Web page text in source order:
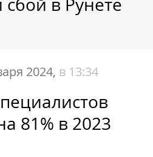
в Рунете
2024, в 13:34
81% в 2023